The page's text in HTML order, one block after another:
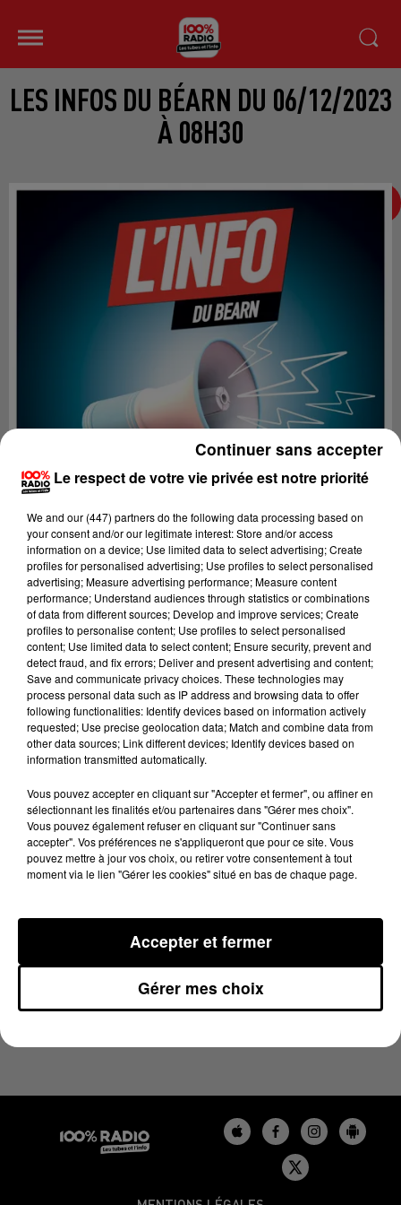
LES INFOS DU BÉARN DU 06/12/2023
À 08H30
Lecture (4 min 9 sec)
100%
6 décembre 2023 - 4 min 9 sec
LES INFOS DU BÉARN DU 06/12/2023 À 08H30
Le respect de votre vie privée est notre priorité
We and our (447) partnersdo the following data processing based on
your consent and/or our legitimate interest: Store and/or access
information on a device; Use limited data to select advertising; Create
profiles for personalised advertising; Use profiles to select personalised
advertising; Measure advertising performance; Measure content
performance; Understand audiences through statistics or combinations
of data from different sources; Develop and improve services; Create
profiles to personalise content; Use profiles to select personalised
content; Use limited data to select content; Ensure security, prevent and
detect fraud, and fix errors; Deliver and present advertising and content;
Save and communicate privacy choices. These technologies may
process personal data such as IP address and browsing data to offer
following functionalities: Identify devices based on information actively
requested; Use precise geolocation data; Match and combine data from
other data sources; Link different devices; Identify devices based on
information transmitted automatically.
Vous pouvez accepter en cliquant sur "Accepter et fermer", ou affiner en
sélectionnant les finalités et/ou partenaires dans "Gérer mes choix".
Vous pouvez également refuser en cliquant sur "Continuer sans
accepter". Vos préférences ne s'appliqueront que pour ce site. Vous
pouvez mettre à jour vos choix, ou retirer votre consentement à tout
moment via le lien "Gérer les cookies" situé en bas de chaque page.
Gérer mes choix
Accepter et fermer
Continuer sans accepter